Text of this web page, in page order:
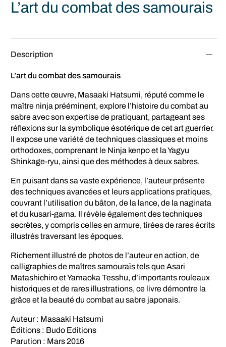
L’art du combat des samourais
Description
L’art du combat des samourais
Dans cette œuvre, Masaaki Hatsumi, réputé comme le
maître ninja prééminent, explore l’histoire du combat au
sabre avec son expertise de pratiquant, partageant ses
réflexions sur la symbolique ésotérique de cet art guerrier.
Il expose une variété de techniques classiques et moins
orthodoxes, comprenant le Ninja kenpo et la Yagyu
Shinkage-ryu, ainsi que des méthodes à deux sabres.
En puisant dans sa vaste expérience, l’auteur présente
des techniques avancées et leurs applications pratiques,
couvrant l’utilisation du bâton, de la lance, de la naginata
et du kusari-gama. Il révèle également des techniques
secrètes, y compris celles en armure, tirées de rares écrits
illustrés traversant les époques.
Richement illustré de photos de l’auteur en action, de
calligraphies de maîtres samouraïs tels que Asari
Matashichiro et Yamaoka Tesshu, d’importants rouleaux
historiques et de rares illustrations, ce livre démontre la
grâce et la beauté du combat au sabre japonais.
Auteur : Masaaki Hatsumi
Éditions : Budo Editions
Parution : Mars 2016